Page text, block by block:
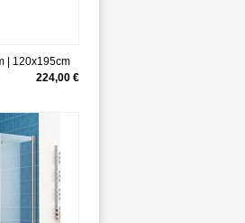
| 120x195cm
|
224,00 €